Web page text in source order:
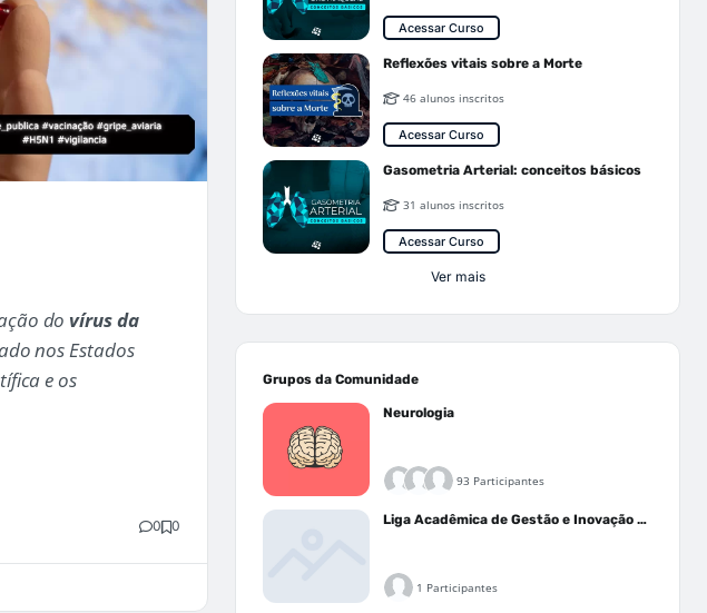
do vírus da
nos Estados
e os
0 0
Acessar Curso
Reflexões vitais sobre a Morte
46 alunos inscritos
Acessar Curso
Gasometria Arterial: conceitos básicos
31 alunos inscritos
Acessar Curso
Ver mais
Grupos da Comunidade
Neurologia
93 Participantes
Liga Acadêmica de Gestão e Inovação Médica - LAGIM
1 Participantes